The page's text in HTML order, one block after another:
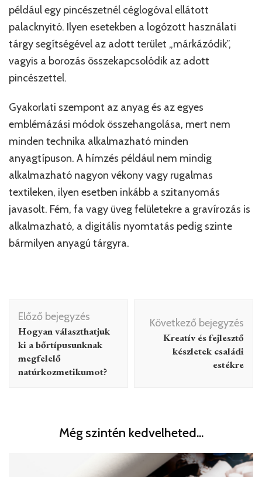
például egy pincészetnél céglogóval ellátott
palacknyitó. Ilyen esetekben a logózott használati
tárgy segítségével az adott terület „márkázódik”,
vagyis a borozás összekapcsolódik az adott
pincészettel.
Gyakorlati szempont az anyag és az egyes
emblémázási módok összehangolása, mert nem
minden technika alkalmazható minden
anyagtípuson. A hímzés például nem mindig
alkalmazható nagyon vékony vagy rugalmas
textileken, ilyen esetben inkább a szitanyomás
javasolt. Fém, fa vagy üveg felületekre a gravírozás is
alkalmazható, a digitális nyomtatás pedig szinte
bármilyen anyagú tárgyra.
Bejegyzés
navigáció
Előző bejegyzés
Hogyan választhatjuk
ki a bőrtípusunknak
megfelelő
natúrkozmetikumot?
Következő bejegyzés
Kreatív és fejlesztő
készletek családi
estékre
Még szintén kedvelheted...